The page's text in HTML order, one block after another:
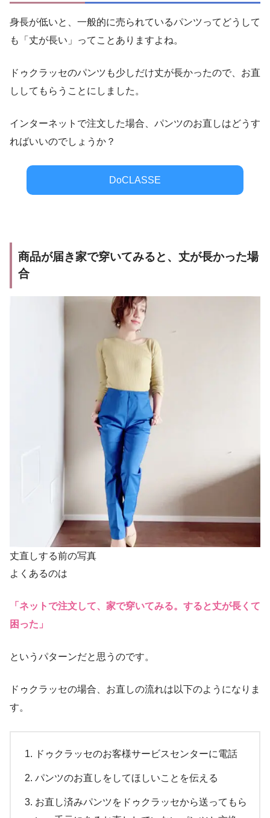
身長が低いと、一般的に売られているパンツってどうして
も「丈が長い」ってことありますよね。
ドゥクラッセのパンツも少しだけ丈が長かったので、お直
ししてもらうことにしました。
インターネットで注文した場合、パンツのお直しはどうす
ればいいのでしょうか？
DoCLASSE
商品が届き家で穿いてみると、丈が長かった場
合
丈直しする前の写真
よくあるのは
「ネットで注文して、家で穿いてみる。すると丈が長くて
困った」
というパターンだと思うのです。
ドゥクラッセの場合、お直しの流れは以下のようになりま
す。
ドゥクラッセのお客様サービスセンターに電話
パンツのお直しをしてほしいことを伝える
お直し済みパンツをドゥクラッセから送ってもら